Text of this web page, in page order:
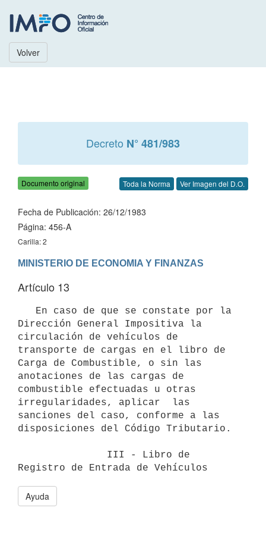
Volver
Decreto N° 481/983
Documento original Toda la Norma Ver Imagen del D.O.
Fecha de Publicación: 26/12/1983
Página: 456-A
Carilla: 2
MINISTERIO DE ECONOMIA Y FINANZAS
Artículo 13
Dirección General Impositiva la
circulación de vehículos de
transporte de cargas en el libro de
Carga de Combustible, o sin las
anotaciones de las cargas de
combustible efectuadas u otras
irregularidades, aplicar  las
sanciones del caso, conforme a las
disposiciones del Código Tributario.
Ayuda